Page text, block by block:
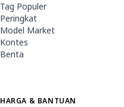
Tag Populer
Peringkat
Model Market
Kontes
Berita
HARGA & BANTUAN